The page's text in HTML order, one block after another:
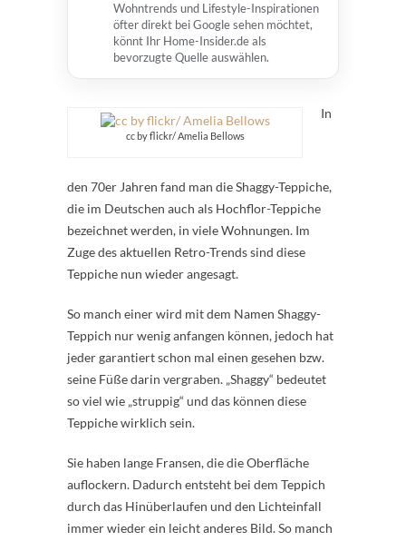
Wohntrends und Lifestyle-Inspirationen
öfter direkt bei Google sehen möchtet,
könnt Ihr Home-Insider.de als
bevorzugte Quelle auswählen.
cc by flickr/ Amelia Bellows
In
den 70er Jahren fand man die Shaggy-Teppiche,
die im Deutschen auch als Hochflor-Teppiche
bezeichnet werden, in viele Wohnungen. Im
Zuge des aktuellen Retro-Trends sind diese
Teppiche nun wieder angesagt.
So manch einer wird mit dem Namen Shaggy-
Teppich nur wenig anfangen können, jedoch hat
jeder garantiert schon mal einen gesehen bzw.
seine Füße darin vergraben. „Shaggy“ bedeutet
so viel wie „struppig“ und das können diese
Teppiche wirklich sein.
Sie haben lange Fransen, die die Oberfläche
auflockern. Dadurch entsteht bei dem Teppich
durch das Hinüberlaufen und den Lichteinfall
immer wieder ein leicht anderes Bild. So manch